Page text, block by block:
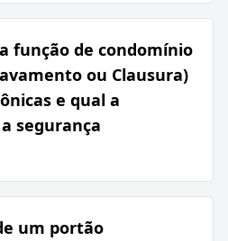
função de condomínio
ou Clausura)
e qual a
segurança
um portão